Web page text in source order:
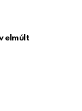
elmúlt